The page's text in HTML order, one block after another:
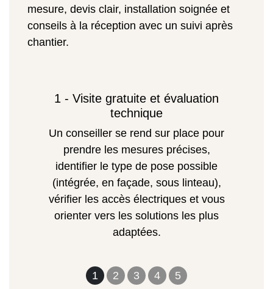
mesure, devis clair, installation soignée et
conseils à la réception avec un suivi après
chantier.
1 2 3 4 5
1 - Visite gratuite et évaluation
technique
Un conseiller se rend sur place pour
prendre les mesures précises,
identifier le type de pose possible
(intégrée, en façade, sous linteau),
vérifier les accès électriques et vous
orienter vers les solutions les plus
adaptées.